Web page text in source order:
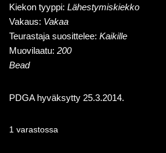
Kiekon tyyppi: Lähestymiskiekko
Vakaus: Vakaa
Teurastaja suosittelee: Kaikille
Muovilaatu: 200
Bead
PDGA hyväksytty 25.3.2014.
1 varastossa